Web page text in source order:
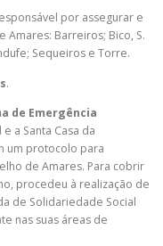
por assegurar e
Barreiros; Bico, S.
Sequeiros e Torre.
.
de Emergência
a Santa Casa da
um protocolo para
de Amares. Para cobrir
procedeu à realização de
de Solidariedade Social
nas suas áreas de